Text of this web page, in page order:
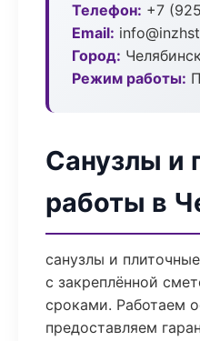
Телефон: +7
Email:
Город: Челябинск
Режим работы:
Санузлы и
работы в
санузлы и
с закреплённой
сроками. Работаем
предоставляем